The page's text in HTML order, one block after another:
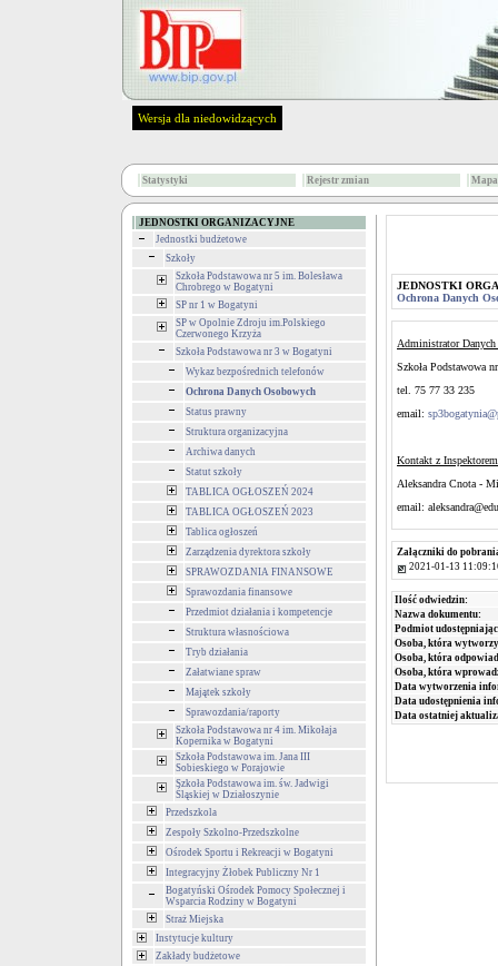
Wersja dla niedowidzących
Statystyki Rejestr zmian
JEDNOSTKI ORGANIZACYJNE
Jednostki budżetowe
Szkoły
Szkoła Podstawowa nr 5 im. Bolesława
Chrobrego w Bogatyni
SP nr 1 w Bogatyni
SP w Opolnie Zdroju im.Polskiego
Czerwonego Krzyża
Szkoła Podstawowa nr 3 w Bogatyni
Wykaz bezpośrednich telefonów
Ochrona Danych Osobowych
Status prawny
Struktura organizacyjna
Archiwa danych
Statut szkoły
TABLICA OGŁOSZEŃ 2024
TABLICA OGŁOSZEŃ 2023
Tablica ogłoszeń
Zarządzenia dyrektora szkoły
SPRAWOZDANIA FINANSOWE
Sprawozdania finansowe
Przedmiot działania i kompetencje
Struktura własnościowa
Tryb działania
Załatwiane spraw
Majątek szkoły
Sprawozdania/raporty
Szkoła Podstawowa nr 4 im. Mikołaja
Kopernika w Bogatyni
Szkoła Podstawowa im. Jana III
Sobieskiego w Porajowie
Szkoła Podstawowa im. św. Jadwigi
Śląskiej w Działoszynie
Przedszkola
Zespoły Szkolno-Przedszkolne
Ośrodek Sportu i Rekreacji w Bogatyni
Integracyjny Żłobek Publiczny Nr 1
Bogatyński Ośrodek Pomocy Społecznej i
Wsparcia Rodziny w Bogatyni
Straż Miejska
Instytucje kultury
Zakłady budżetowe
JEDNOSTKI
Ochrona Danych
Administrator
Szkoła Podstawowa
tel. 75 77 33 235
email:
Kontakt z
Aleksandra Cnota -
email: a
Załączniki do
2021-01-13
Ilość odwiedzin:
Nazwa dokumentu:
Podmiot
Osoba, która
Osoba, która
Osoba, która
Data wytworzenia
Data udostępnienia
Data ostatniej